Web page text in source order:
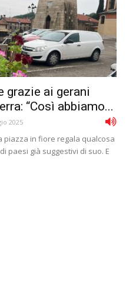
grazie ai gerani
“Così abbiamo...
2025
piazza in fiore regala qualcosa
paesi già suggestivi di suo. E